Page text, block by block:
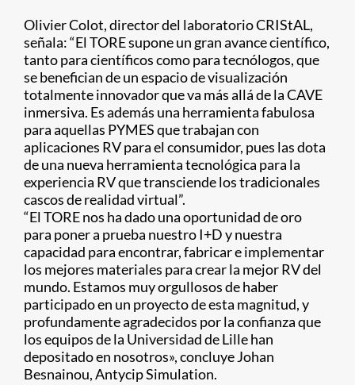
Olivier Colot, director del laboratorio CRIStAL,
señala: “El TORE supone un gran avance científico,
tanto para científicos como para tecnólogos, que
se benefician de un espacio de visualización
totalmente innovador que va más allá de la CAVE
inmersiva. Es además una herramienta fabulosa
para aquellas PYMES que trabajan con
aplicaciones RV para el consumidor, pues las dota
de una nueva herramienta tecnológica para la
experiencia RV que transciende los tradicionales
cascos de realidad virtual”.
“El TORE nos ha dado una oportunidad de oro
para poner a prueba nuestro I+D y nuestra
capacidad para encontrar, fabricar e implementar
los mejores materiales para crear la mejor RV del
mundo. Estamos muy orgullosos de haber
participado en un proyecto de esta magnitud, y
profundamente agradecidos por la confianza que
los equipos de la Universidad de Lille han
depositado en nosotros», concluye Johan
Besnainou, Antycip Simulation.